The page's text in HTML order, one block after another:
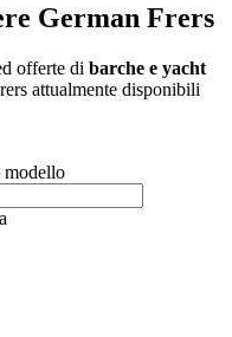
German Frers
offerte di barche e yacht
attualmente disponibili
modello